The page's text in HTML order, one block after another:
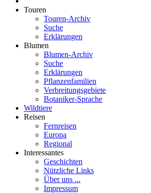
Touren
Touren-Archiv
Suche
Erklärungen
Blumen
Blumen-Archiv
Suche
Erklärungen
Pflanzenfamilien
Verbreitungsgebiete
Botaniker-Sprache
Wildtiere
Reisen
Fernreisen
Europa
Regional
Interessantes
Geschichten
Nützliche Links
Über uns ...
Impressum